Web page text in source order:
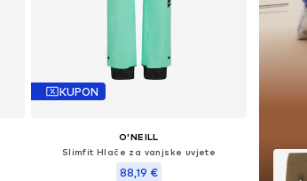
KUPON
O'NEILL
Slimfit Hlače za vanjske uvjete
88,19 €